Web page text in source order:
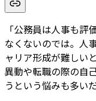
「公務員は人事も
なくないのでは。人
ャリア形成が難しい
異動や転職の際の自
うという悩みも多いだ